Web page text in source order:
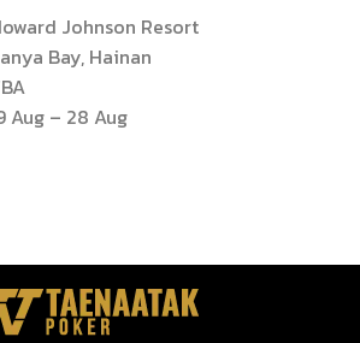
Johnson Resort
Bay, Hainan
Aug – 28 Aug